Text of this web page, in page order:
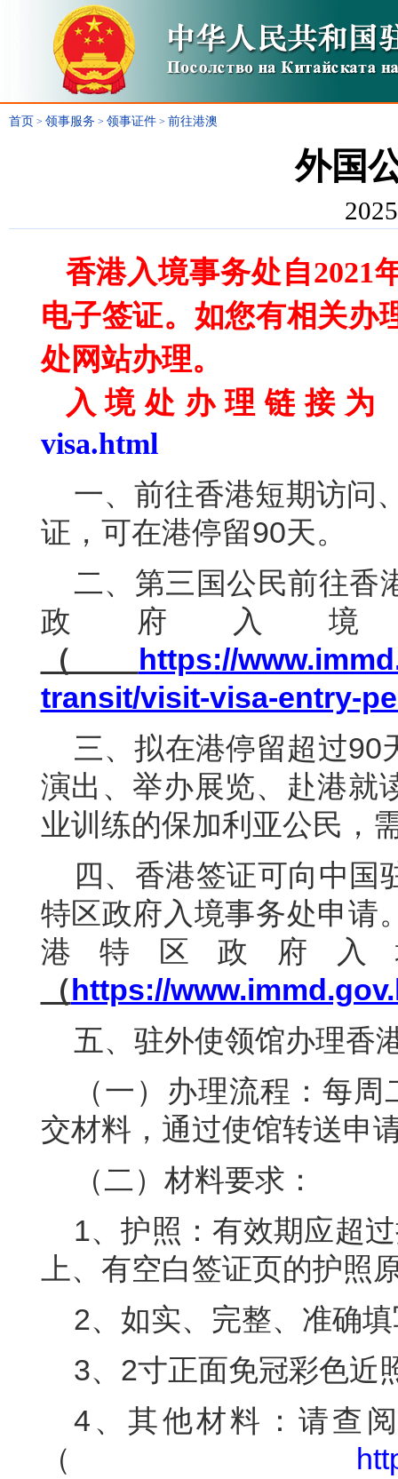
首页 > 领事服务 > 领事证件 > 前往港澳
外国
香港入境事务处自2021
电子签证。如您有相关办
处网站办理。
入境处办理链接为
visa.html
一、前往香港短期访问
证，可在港停留90天。
二、第三国公民前往香
政府入
（ https://
transit/visit-visa-entry-
三、拟在港停留超过90
演出、举办展览、赴港就
业训练的保加利亚公民，
四、香港签证可向中国
特区政府入境事务处申请
港特区政府入
（https://
五、驻外使领馆办理香
（一）办理流程：每
交材料， 通过使馆转送申
（二）材料要求：
1、护照：有效期应超
上、有空白签证页的护照
2、如实、完整、准确
3、2寸正面免冠彩色近
4、其他材料：请查
（